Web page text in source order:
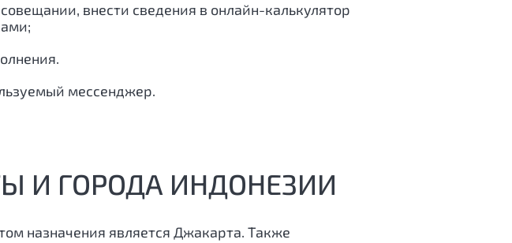
внести сведения в онлайн-калькулятор
мессенджер.
И ГОРОДА ИНДОНЕЗИИ
назначения является Джакарта. Также